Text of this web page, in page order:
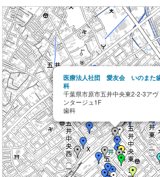
医療法人社団 愛友会 いのまた
科
千葉県市原市五井中央東2-2-3アヴ
ンタージュ1F
歯科